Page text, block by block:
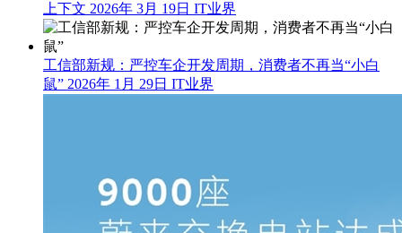
上下文 2026年 3月 19日 IT业界
工信部新规：严控车企开发周期，消费者不再当“小白
鼠” 2026年 1月 29日 IT业界